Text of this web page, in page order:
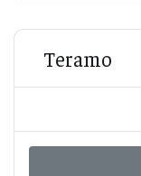
Teramo